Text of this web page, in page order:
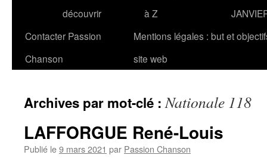
découvrir
à Z
Contacter Passion
Chanson
Mentions légales : but et
site web
Archives par mot-clé :Nationale 118
LAFFORGUE René-Louis
Publié le9 mars 2021 par Passion Chanson